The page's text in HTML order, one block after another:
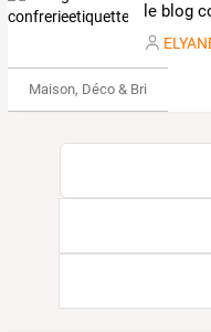
Maison, Déco & Bricolage